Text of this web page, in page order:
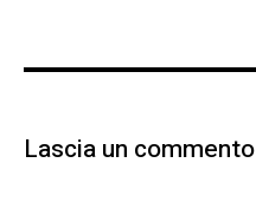
Lascia un commento